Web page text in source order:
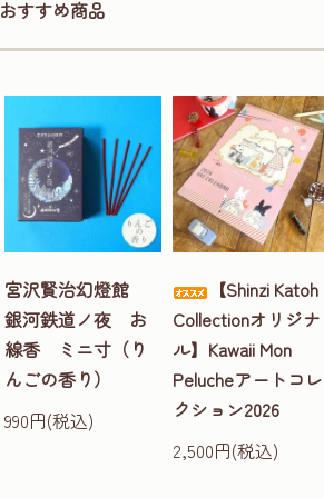
おすすめ商品
宮沢賢治幻燈館
銀河鉄道ノ夜 お
線香 ミニ寸（り
んごの香り）
990円(税込)
【Shinzi Katoh
Collectionオリジナ
ル】Kawaii Mon
Pelucheアートコレ
クション2026
2,500円(税込)